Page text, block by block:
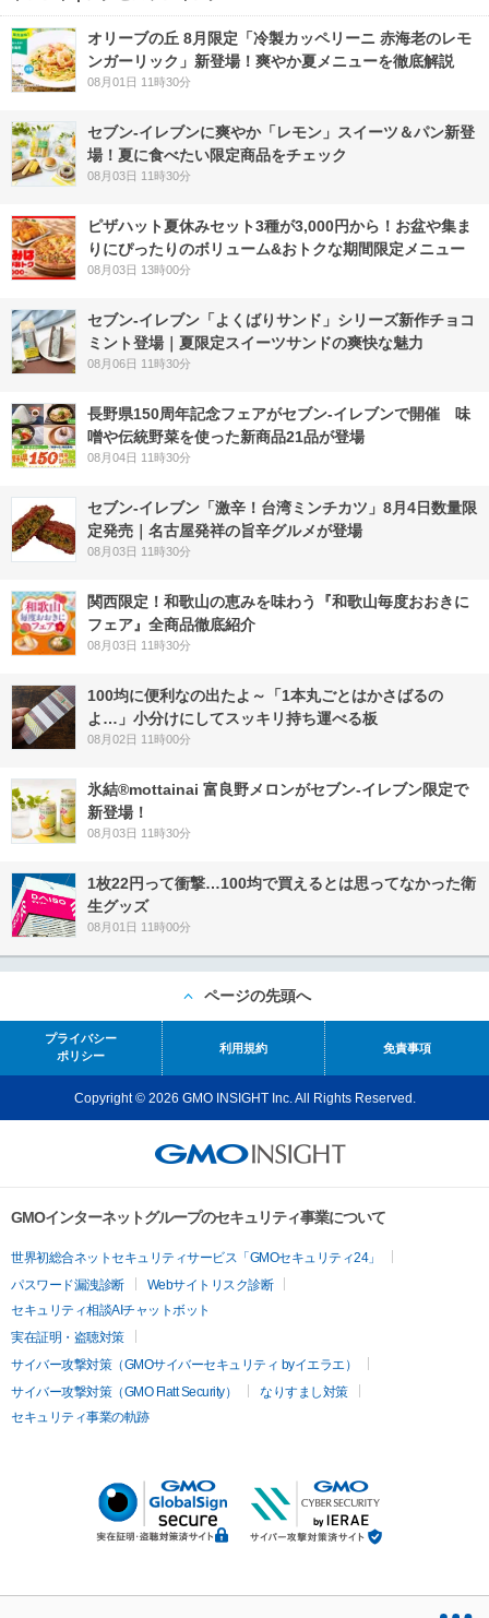
オリーブの丘 8月限定「冷製カッペリーニ 赤海老のレモ
ンガーリック」新登場！爽やか夏メニューを徹底解説
08月01日 11時30分
セブン‐イレブンに爽やか「レモン」スイーツ＆パン新登
場！夏に食べたい限定商品をチェック
08月03日 11時30分
ピザハット夏休みセット3種が3,000円から！お盆や集ま
りにぴったりのボリューム&おトクな期間限定メニュー
08月03日 13時00分
セブン‐イレブン「よくばりサンド」シリーズ新作チョコ
ミント登場｜夏限定スイーツサンドの爽快な魅力
08月06日 11時30分
長野県150周年記念フェアがセブン-イレブンで開催 味
噌や伝統野菜を使った新商品21品が登場
08月04日 11時30分
セブン-イレブン「激辛！台湾ミンチカツ」8月4日数量限
定発売｜名古屋発祥の旨辛グルメが登場
08月03日 11時30分
関西限定！和歌山の恵みを味わう『和歌山毎度おおきに
フェア』全商品徹底紹介
08月03日 11時30分
100均に便利なの出たよ～「1本丸ごとはかさばるの
よ…」小分けにしてスッキリ持ち運べる板
08月02日 11時00分
氷結®mottainai 富良野メロンがセブン‐イレブン限定で
新登場！
08月03日 11時30分
1枚22円って衝撃…100均で買えるとは思ってなかった衛
生グッズ
08月01日 11時00分
ページの先頭へ
プライバシー
ポリシー
利用規約 免責事項
Copyright © 2026 GMO INSIGHT Inc. All Rights Reserved.
GMOインターネットグループのセキュリティ事業について
世界初総合ネットセキュリティサービス「GMOセキュリティ24」
パスワード漏洩診断
Webサイトリスク診断
セキュリティ相談AIチャットボット
実在証明・盗聴対策
サイバー攻撃対策（GMOサイバーセキュリティ byイエラエ）
サイバー攻撃対策（GMO Flatt Security）
なりすまし対策
セキュリティ事業の軌跡